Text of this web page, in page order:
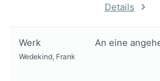
Details
Werk An eine
Wedekind, Frank